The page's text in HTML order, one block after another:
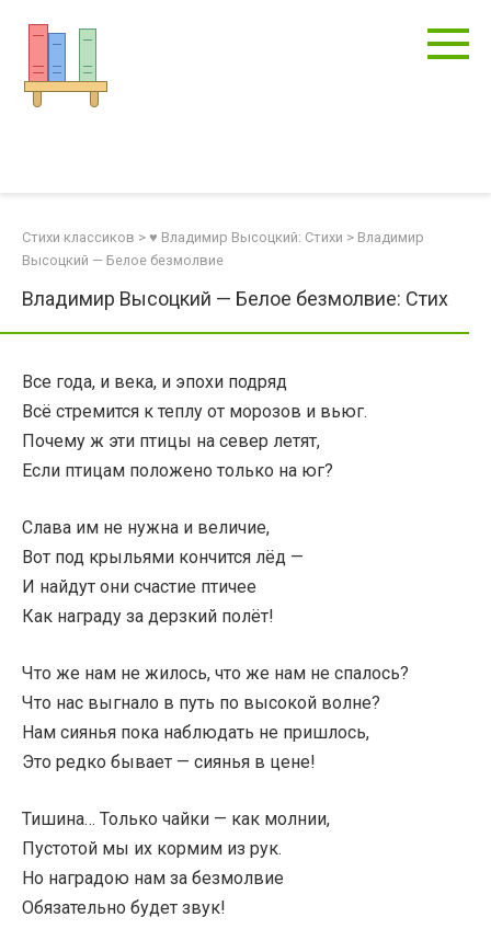
контенту
Стихи классиков > ♥ Владимир Высоцкий: Стихи > Владимир
Высоцкий — Белое безмолвие
Владимир Высоцкий — Белое безмолвие: Стих
Все года, и века, и эпохи подряд
Всё стремится к теплу от морозов и вьюг.
Почему ж эти птицы на север летят,
Если птицам положено только на юг?
Слава им не нужна и величие,
Вот под крыльями кончится лёд —
И найдут они счастие птичее
Как награду за дерзкий полёт!
Что же нам не жилось, что же нам не спалось?
Что нас выгнало в путь по высокой волне?
Нам сиянья пока наблюдать не пришлось,
Это редко бывает — сиянья в цене!
Тишина… Только чайки — как молнии,
Пустотой мы их кормим из рук.
Но наградою нам за безмолвие
Обязательно будет звук!